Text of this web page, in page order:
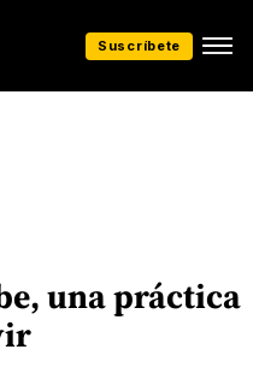
Suscríbete
una práctica